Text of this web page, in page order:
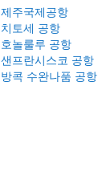
제주국제공항
치토세 공항
호놀룰루 공항
샌프란시스코 공항
방콕 수완나품 공항